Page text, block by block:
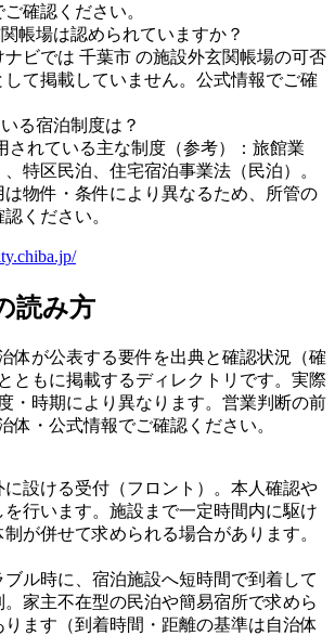
確認ください。
帳場は認められていますか？
ナビでは 千葉市 の施設外玄関帳場の可否
して掲載していません。公式情報でご確
る宿泊制度は？
されている主な制度（参考）：旅館業
、特区民泊、住宅宿泊事業法（民泊）。
は物件・条件により異なるため、所管の
ください。
読み方
体が公表する要件を出典と確認状況（確
ともに掲載するディレクトリです。実際
・時期により異なります。営業判断の前
体・公式情報でご確認ください。
に設ける受付（フロント）。本人確認や
行います。施設まで一定時間内に駆け
が併せて求められる場合があります。
ブル時に、宿泊施設へ短時間で到着して
家主不在型の民泊や簡易宿所で求めら
ます（到着時間・距離の基準は自治体